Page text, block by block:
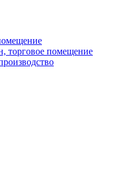
торговое помещение